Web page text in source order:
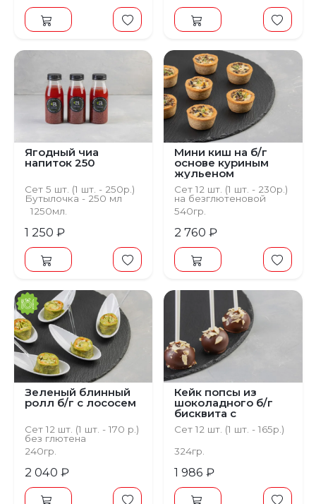
Ягодный чиа
напиток 250
Сет 5 шт. (1 шт. - 250р.)
Бутылочка - 250 мл
1250мл.
1 250 ₽
Мини киш на б/г
основе куриным
жульеном
Сет 12 шт. (1 шт. - 230р.)
на безглютеновой
основе
540гр.
2 760 ₽
Зеленый блинный
ролл б/г с лососем
Сет 12 шт. (1 шт. - 170 р.)
без глютена
240гр.
2 040 ₽
Кейк попсы из
шоколадного б/г
бисквита с
лепестками
миндаля
Сет 12 шт. (1 шт. - 165р.)
324гр.
1 986 ₽